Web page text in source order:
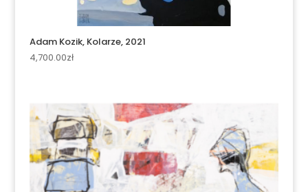
Adam Kozik, Kolarze, 2021
4,700.00zł